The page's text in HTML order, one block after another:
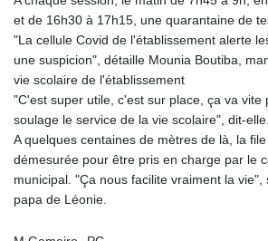
et de 16h30 à 17h15, une quarantaine de
"La cellule Covid de l'établissement alerte
une suspicion", détaille Mounia Boutiba,
vie scolaire de l'établissement
"C'est super utile, c'est sur place, ça va vite
soulage le service de la vie scolaire", dit-elle.
A quelques centaines de mètres de là, la
démesurée pour être pris en charge par le
municipal. "Ça nous facilite vraiment la vie",
papa de Léonie.